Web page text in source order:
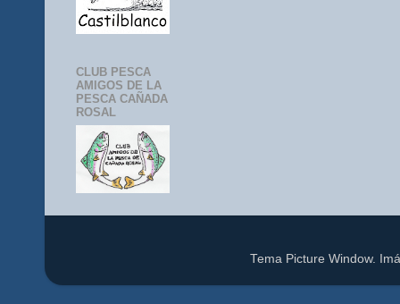
CLUB PESCA
AMIGOS DE LA
PESCA CAÑADA
ROSAL
Tema Picture Window.